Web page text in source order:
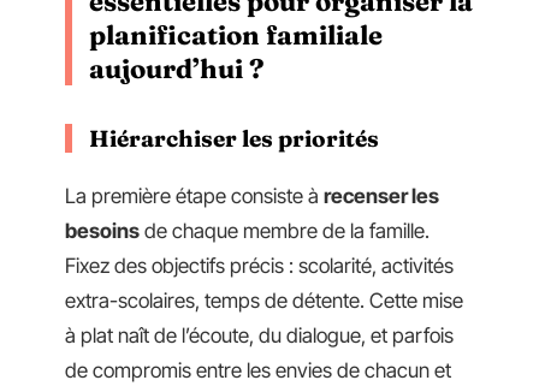
planification familiale
aujourd’hui ?
Hiérarchiser les priorités
La première étape consiste à recenser les
besoins de chaque membre de la famille.
Fixez des objectifs précis : scolarité, activités
extra-scolaires, temps de détente. Cette mise
à plat naît de l’écoute, du dialogue, et parfois
de compromis entre les envies de chacun et